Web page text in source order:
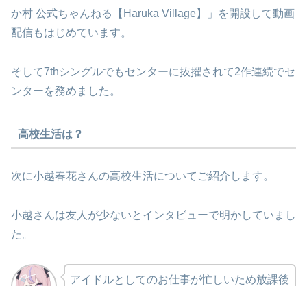
か村 公式ちゃんねる【Haruka Village】」を開設して動画
配信もはじめています。
そして7thシングルでもセンターに抜擢されて2作連続でセ
ンターを務めました。
高校生活は？
次に小越春花さんの高校生活についてご紹介します。
小越さんは友人が少ないとインタビューで明かしていまし
た。
アイドルとしてのお仕事が忙しいため放課後